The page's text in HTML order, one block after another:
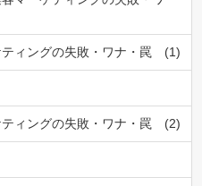
ィングの失敗・ワナ・罠 (1)
ィングの失敗・ワナ・罠 (2)